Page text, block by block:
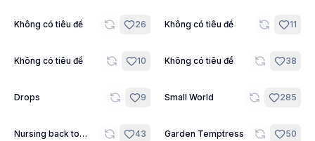
22
Không có tiêu đề 26 9
Không có tiêu đề 11
13
Không có tiêu đề 10 8
Không có tiêu đề 38
10
Drops 9 10
Small World 285
23
Nursing back to
43 19
Garden Temptress 50
HÔM NAY
+ 3
+3
+5
+6